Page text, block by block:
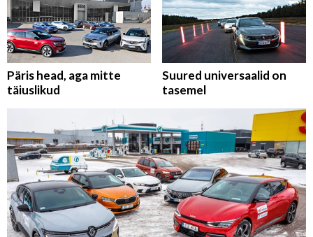
Päris head, aga mitte
täiuslikud
Suured universaalid on
tasemel